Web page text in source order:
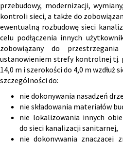
przebudowy, modernizacji,
kontroli sieci, a także do
ewentualną rozbudowę sieci
celu podłączenia innych
zobowiązany do
ustanowieniem strefy kontrolnej tj.
14,0 m i szerokości do 4,0 m wzdłuż
szczególności do:
nie dokonywania nasadzeń
nie składowania materiałów
nie lokalizowania innych
do sieci kanalizacji sanitarnej,
nie dokonywania znaczącej